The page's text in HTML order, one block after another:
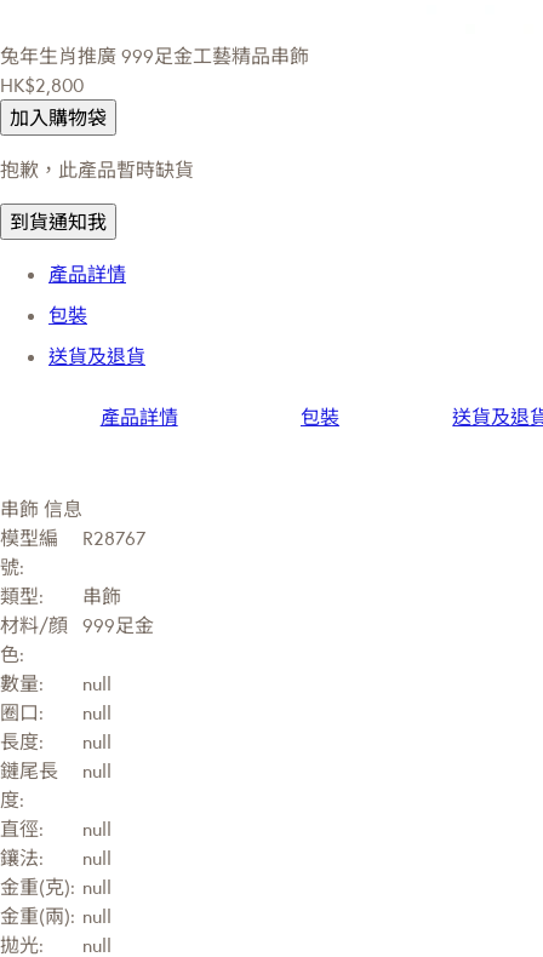
兔年生肖推廣 999足金工藝精品串飾
HK$2,800
加入購物袋
抱歉，此產品暫時缺貨
到貨通知我
產品詳情
包裝
送貨及退貨
產品詳情 包裝 送貨及退
串飾 信息
模型編
號:
R28767
類型:
串飾
材料/顔
色:
999足金
數量:
null
圈口:
null
長度:
null
鏈尾長
度:
null
直徑:
null
鑲法:
null
金重(克): null
金重(兩): null
拋光:
null